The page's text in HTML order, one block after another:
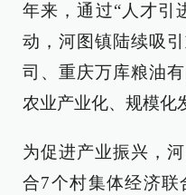
年来，通过“人才引
动，河图镇陆续吸
司、重庆万库粮油
农业产业化、规模化
为促进产业振兴，
合7个村集体经济联